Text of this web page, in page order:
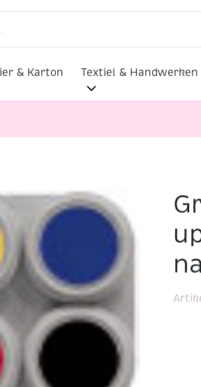
& Karton Textiel & Handwerken
Grimas water make-up/schmink,